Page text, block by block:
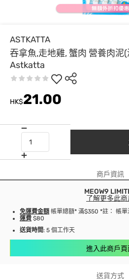
ASTKATTA
吞拿魚,走地雞, 蟹肉 營養肉泥
Astkatta
HK$21.00
商戶資訊
MEOW9
了解更多此商
免運費金額 帳單總額* 滿$350 *註： 帳
運費 $80
送貨時間: 5 個工作天
進入此商戶頁
送貨方式